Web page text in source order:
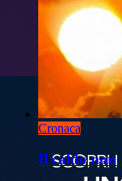
Cronaca
Il caldo non